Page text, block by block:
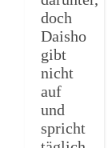
doch
Daisho
gibt
nicht
auf
und
spricht